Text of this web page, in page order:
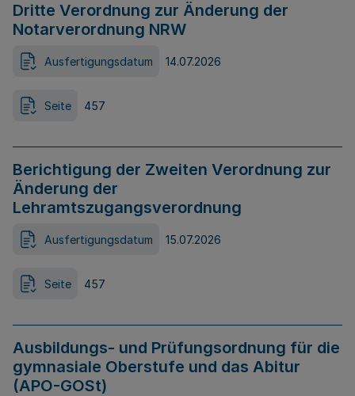
Dritte Verordnung zur Änderung der
Notarverordnung NRW
Ausfertigungsdatum 14.07.2026
Seite 457
Berichtigung der Zweiten Verordnung zur
Änderung der
Lehramtszugangsverordnung
Ausfertigungsdatum 15.07.2026
Seite 457
Ausbildungs- und Prüfungsordnung für die
gymnasiale Oberstufe und das Abitur
(APO-GOSt)